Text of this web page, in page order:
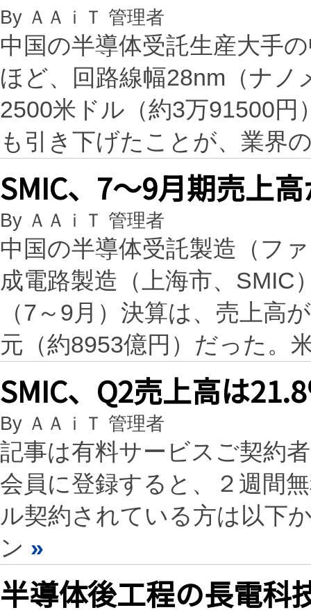
By ＡＡｉＴ 管理者
中国の半導体受託生産大手
ほど、回路線幅28nm（ナ
2500米ドル（約3万91500
も引き下げたことが、業界
SMIC、7～9月期売上
By ＡＡｉＴ 管理者
中国の半導体受託製造（フ
成電路製造（上海市、SMIC
（7～9月）決算は、売上高
元（約8953億円）だった。
SMIC、Q2売上高は
By ＡＡｉＴ 管理者
記事は有料サービスご契約
会員に登録すると、２週間
ル契約されている方は以下
ン »
半導体後工程の長電科